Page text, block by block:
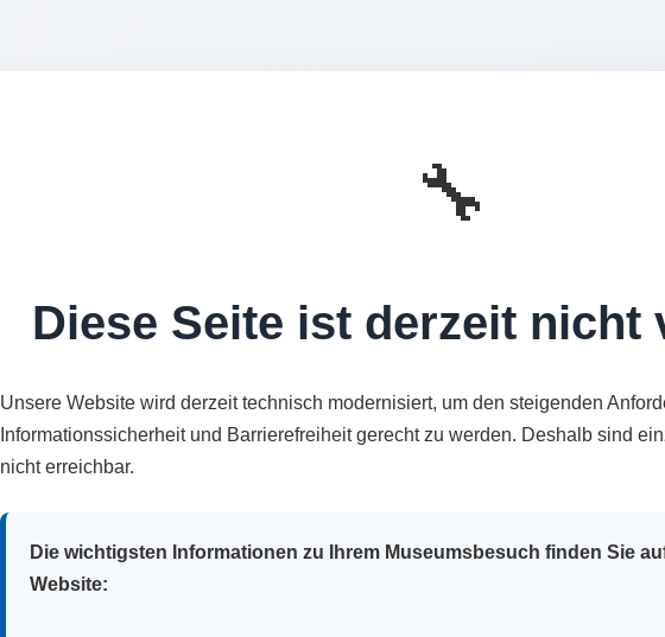
🔧
Diese Seite ist derzeit nicht
Unsere Website wird derzeit technisch modernisiert, um den steigenden
Informationssicherheit und Barrierefreiheit gerecht zu werden. Deshalb sind
nicht erreichbar.
Die wichtigsten Informationen zu Ihrem Museumsbesuch finden Sie
Website: